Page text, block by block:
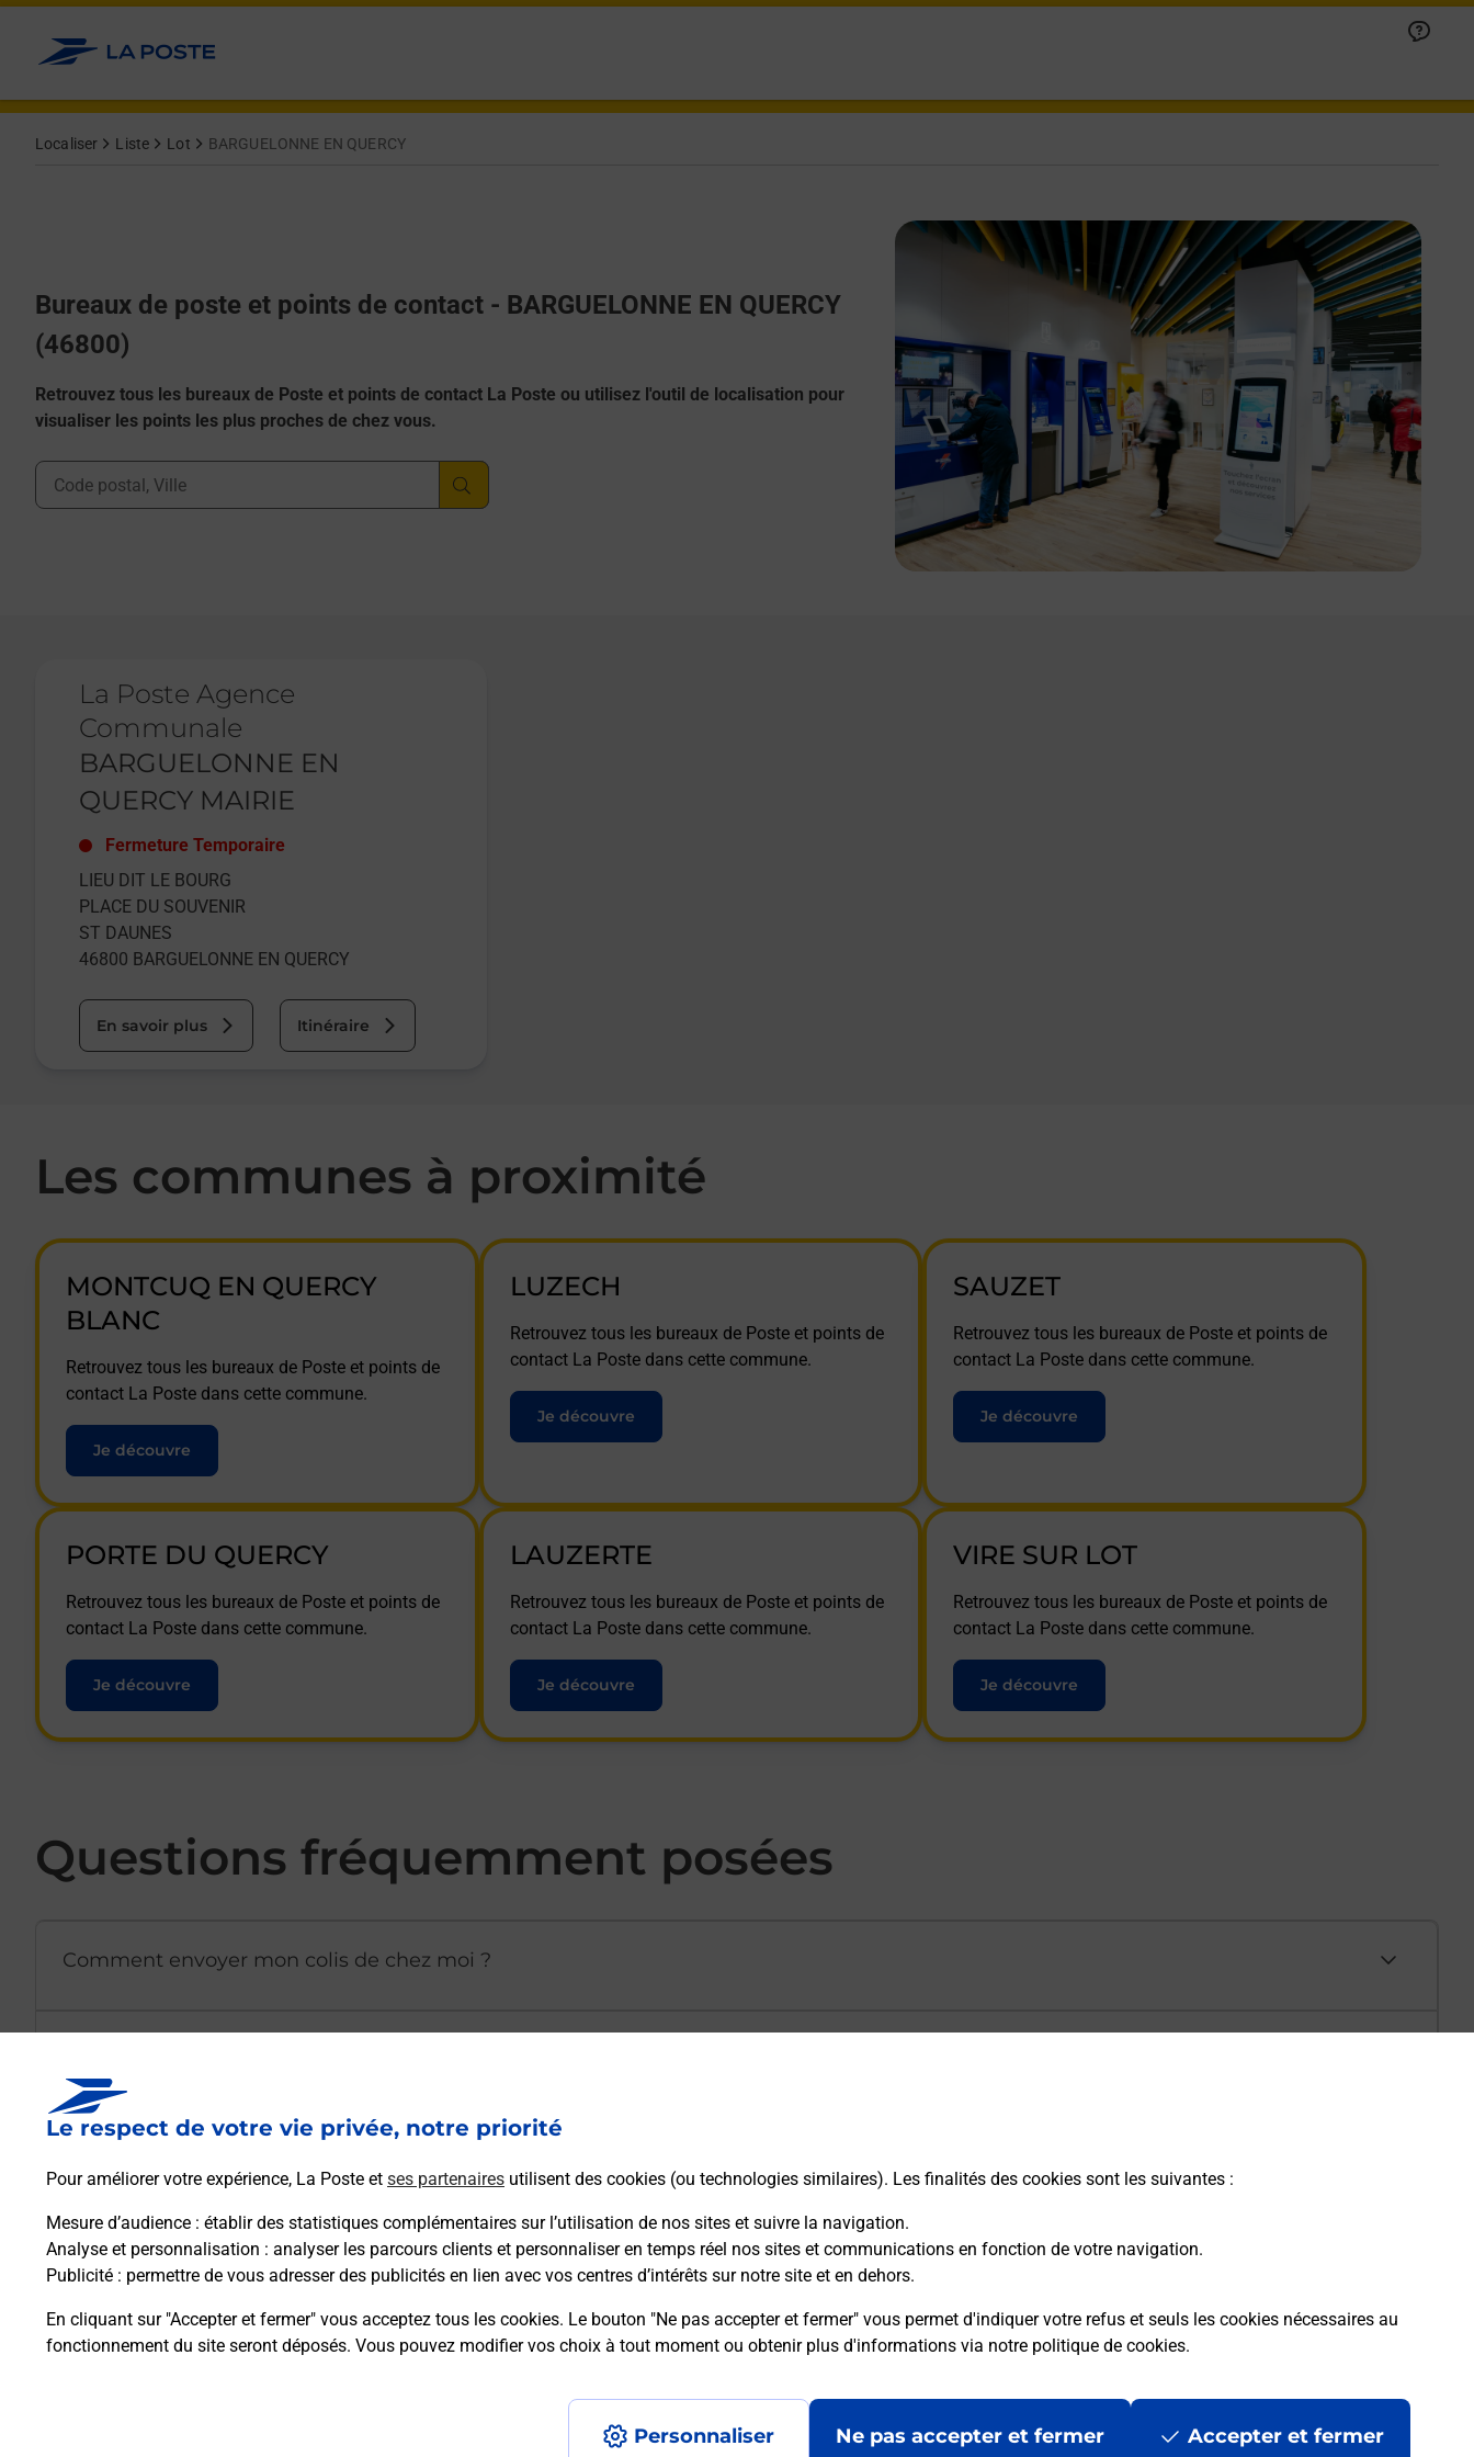
Le respect de votre vie privée, notre priorité
Pour améliorer votre expérience, La Poste et ses partenaires utilisent des cookies (ou technologies similaires). Les finalités des cookies sont les suivantes :
Mesure d’audience : établir des statistiques complémentaires sur l’utilisation de nos sites et suivre la navigation.
Analyse et personnalisation : analyser les parcours clients et personnaliser en temps réel nos sites et communications en fonction de votre navigation.
Publicité : permettre de vous adresser des publicités en lien avec vos centres d’intérêts sur notre site et en dehors.
En cliquant sur "Accepter et fermer" vous acceptez tous les cookies. Le bouton "Ne pas accepter et fermer" vous permet d'indiquer votre refus et seuls les cookies nécessaires au
fonctionnement du site seront déposés. Vous pouvez modifier vos choix à tout moment ou obtenir plus d'informations via notre politique de cookies.
Personnaliser Ne pas accepter et fermer Accepter et fermer
Allez au contenu
Localiser Liste Lot BARGUELONNE EN QUERCY
Bureaux de poste et points de contact - BARGUELONNE EN QUERCY
(46800)
Retrouvez tous les bureaux de Poste et points de contact La Poste ou utilisez l'outil de localisation pour
visualiser les points les plus proches de chez vous.
Ville, Département, Code Postal
La Poste Agence
Communale
BARGUELONNE EN
QUERCY MAIRIE
Fermeture Temporaire
LIEU DIT LE BOURG
PLACE DU SOUVENIR
ST DAUNES
46800 BARGUELONNE EN QUERCY
En savoir plus Itinéraire
Les communes à proximité
MONTCUQ EN QUERCY
BLANC
Retrouvez tous les bureaux de Poste et points de
contact La Poste dans cette commune.
Je découvre
LUZECH
Retrouvez tous les bureaux de Poste et points de
contact La Poste dans cette commune.
Je découvre
SAUZET
Retrouvez tous les bureaux de Poste et points de
contact La Poste dans cette commune.
Je découvre
PORTE DU QUERCY
Retrouvez tous les bureaux de Poste et points de
contact La Poste dans cette commune.
Je découvre
LAUZERTE
Retrouvez tous les bureaux de Poste et points de
contact La Poste dans cette commune.
Je découvre
VIRE SUR LOT
Retrouvez tous les bureaux de Poste et points de
contact La Poste dans cette commune.
Je découvre
Questions fréquemment posées
Comment envoyer mon colis de chez moi ?
Afficher ou masquer la réponse
Afficher ou masquer la réponse
Comment demander une modification de livraison ?
Afficher ou masquer la réponse
Comment La Poste participe-t-elle à votre sécurité au quotidien ?
Afficher ou masquer la réponse
Puis-je passer mon code de la route avec La Poste et sous quelles conditions ?
Afficher ou masquer la réponse